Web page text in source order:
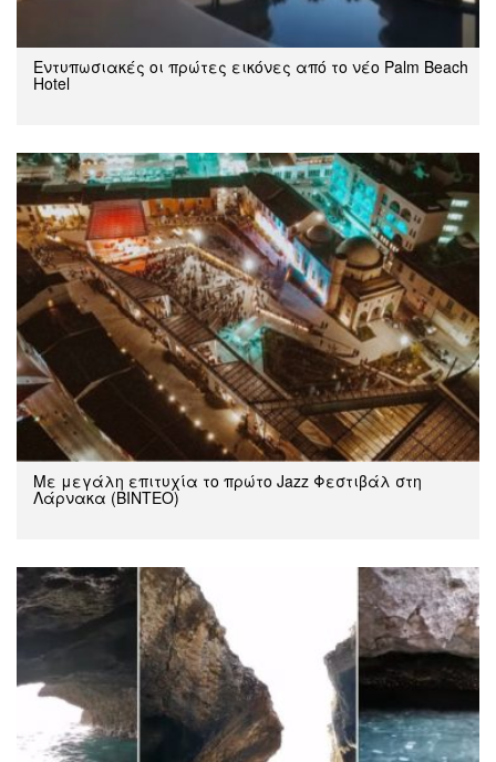
Εντυπωσιακές οι πρώτες εικόνες από το νέο Palm Beach
Hotel
Με μεγάλη επιτυχία το πρώτο Jazz Φεστιβάλ στη
Λάρνακα (ΒΙΝΤΕΟ)